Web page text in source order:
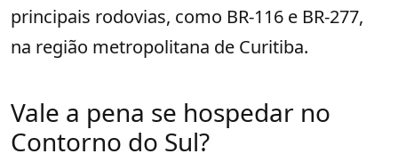
principais rodovias, como BR-116 e BR-277,
na região metropolitana de Curitiba.
Vale a pena se hospedar no
Contorno do Sul?